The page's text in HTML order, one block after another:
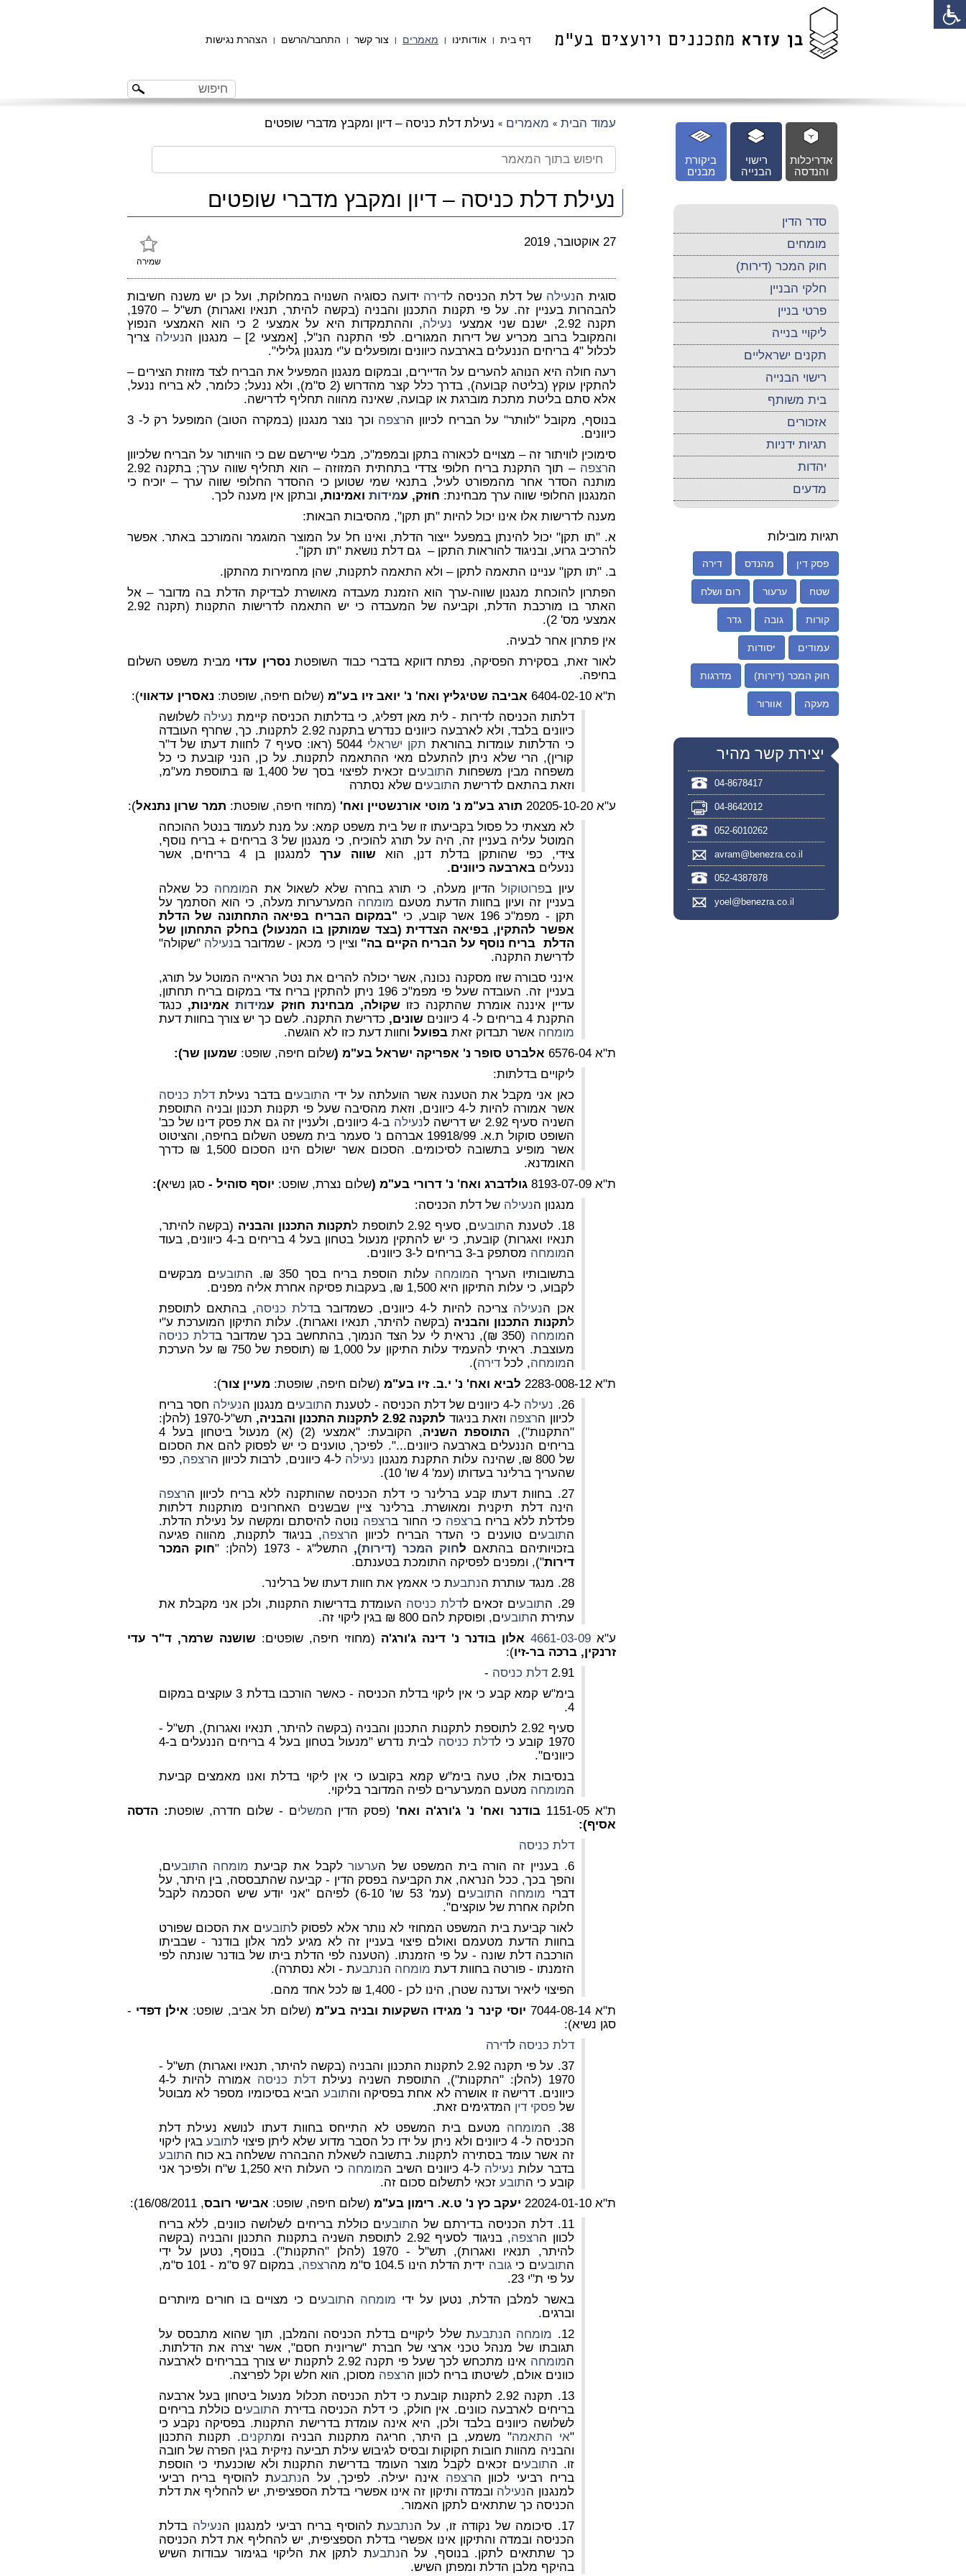
דף בית | אודותינו | מאמרים | צור קשר | התחבר/הרשם | הצהרת נגישות
עמוד הבית » מאמרים » נעילת דלת כניסה – דיון ומקבץ מדברי שופטים
נעילת דלת כניסה – דיון ומקבץ מדברי שופטים
שמירה
27 אוקטובר, 2019
סוגית הנעילה של דלת הכניסה לדירה ידועה כסוגיה השנויה במחלוקת, ועל כן יש משנה חשיבות
להבהרות בעניין זה. על פי תקנות התכנון והבניה (בקשה להיתר, תנאיו ואגרות) תש"ל – 1970,
תקנה 2.92, ישנם שני אמצעי
נעילה
, וההתמקדות היא על אמצעי 2 כי הוא האמצעי הנפוץ
והמקובל ברוב מכריע של דירות המגורים. לפי התקנה הנ"ל, [אמצעי 2] – מנגנון ה
נעילה צריך
לכלול "4 בריחים הננעלים בארבעה כיוונים ומופעלים ע"י מנגנון גלילי".
רעה חולה היא הנוהג להערים על הדיירים, ובמקום מנגנון המפעיל את הבריח לצד מזוזת הצירים –
להתקין עוקץ (בליטה קבועה), בדרך כלל קצר מהדרוש (2 ס"מ), ולא ננעל; כלומר, לא בריח ננעל,
אלא סתם בליטת מתכת מוברגת או קבועה, שאינה מהווה תחליף לדרישה.
בנוסף, מקובל "לוותר" על הבריח לכיוון הרצפה
וכך נוצר מנגנון (במקרה הטוב) המופעל רק ל- 3
כיוונים.
סימוכין לוויתור זה – מצויים לכאורה בתקן ובמפמ"כ, מבלי שיירשם שם כי הוויתור על הבריח שלכיוון
הרצפה
– תוך התקנת בריח חלופי צדדי בתחתית המזוזה – הוא תחליף שווה ערך; בתקנה 2.92
מותנה הסדר אחר מהמפורט לעיל, בתנאי שמי שטוען כי ההסדר החלופי שווה ערך – יוכיח כי
המנגנון החלופי שווה ערך מבחינת: חוזק, עמידות ואמינות, ובתקן אין מענה לכך.
מענה לדרישות אלו אינו יכול להיות "תן תקן", מהסיבות הבאות:
א. "תו תקן" יכול להינתן במפעל ייצור הדלת, ואינו חל על המוצר המוגמר והמורכב באתר. אפשר
להרכיב גרוע, ובניגוד להוראות התקן – גם דלת נושאת "תו תקן".
ב. "תו תקן" עניינו התאמה לתקן – ולא התאמה לתקנות, שהן מחמירות מהתקן.
הפתרון להוכחת מנגנון שווה-ערך הוא הזמנת מעבדה מאושרת לבדיקת הדלת בה מדובר – אל
האתר בו מורכבת הדלת, וקביעה של המעבדה כי יש התאמה לדרישות התקנות (תקנה 2.92
אמצעי מס' 2).
אין פתרון אחר לבעיה.
לאור זאת, בסקירת הפסיקה, נפתח דווקא בדברי כבוד השופטת נסרין עדוי מבית משפט השלום
בחיפה.
ת"א 6404-02-10
אביבה שטיגליץ ואח' נ' יואב זיו בע"מ (שלום חיפה, שופטת: נאסרין עדאווי):
דלתות הכניסה לדירות - לית מאן דפליג, כי בדלתות הכניסה קיימת נעילה לשלושה
כיוונים בלבד, ולא לארבעה כיוונים כנדרש בתקנה 2.92 לתקנות. כך, שחרף העובדה
כי הדלתות עומדות בהוראת תקן ישראלי
5044 (ראו: סעיף 7 לחוות דעתו של ד"ר
קורין), הרי שלא ניתן להתעלם מאי ההתאמה לתקנות. על כן, הנני קובעת כי כל
משפחה מבין משפחות התובע
ים זכאית לפיצוי בסך של 1,400 ₪ בתוספת מע"מ,
וזאת בהתאם לדרישת התובעים שלא נסתרה
ע"א 20205-10-20
תורג בע"מ נ' מוטי אורנשטיין ואח' (מחוזי חיפה, שופטת: תמר שרון נתנאל):
לא מצאתי כל פסול בקביעתו זו של בית משפט קמא: על מנת לעמוד בנטל ההוכחה
המוטל עליה בעניין זה, היה על תורג להוכיח, כי מנגנון של 3 בריחים + בריח נוסף,
צידי, כפי שהותקן בדלת דנן, הוא שווה ערך
למנגנון בן 4 בריחים, אשר
ננעליםבארבעה כיוונים.
עיון בפרוטוקולהדיון מעלה, כי תורג בחרה שלא לשאול את המומחה כל שאלה
בעניין זה ועיון בחוות הדעת מטעם מומחה המערערות מעלה, כי הוא הסתמך על
תקן - מפמ"כ 196 אשר קובע, כי
"במקום הבריח בפיאה התחתונה של הדלת
אפשר להתקין, בפיאה הצדדית (בצד שמותקן בו המנעול)בחלק התחתון של
הדלת בריח נוסף על הבריח הקיים בה" וציין כי מכאן - שמדובר בנעילה "שקולה"
לדרישת התקנה.
אינני סבורה שזו מסקנה נכונה, אשר יכולה להרים את נטל הראייה המוטל על תורג,
בעניין זה. העובדה שעל פי מפמ"כ 196 ניתן להתקין בריח צדי במקום בריח תחתון,
עדיין איננה אומרת שהתקנה כזו שקולה, מבחינת חוזק עמידותאמינות, כנגד
התקנת 4 בריחים
ל- 4 כיוונים שונים, כדרישת התקנה. לשם כך יש צורך בחוות דעת
מומחה אשר תבדוק זאתבפועל וחוות דעת כזו לא הוגשה.
ת"א 6576-04
אלברט סופר נ' אפריקה ישראל בע"מ (שלום חיפה, שופט: שמעון שר):
ליקויים בדלתות:
כאן אני מקבל את הטענה אשר הועלתה על ידי התובעים בדבר נעילתדלת כניסה
אשר אמורה להיות ל-4 כיוונים, וזאת מהסיבה שעל פי תקנות תכנון ובניה התוספת
השניה סעיף 2.92 יש דרישה ל
נעילה
ב-4 כיוונים, ולעניין זה גם את פסק דינו של כב'
השופט סוקול ת.א. 19918/99 אברהם נ' סעמר בית משפט השלום בחיפה, והציטוט
אשר מופיע בתשובה לסיכומים. הסכום אשר ישולם הינו הסכום 1,500 ₪ כדרך
האומדנא.
ת"א 8193-07-09
גולדברג ואח' נ' דרורי בע"מ (שלום נצרת, שופט: יוסף סוהיל - סגן נשיא):
מנגנון הנעילה של דלת הכניסה:
18. לטענת ה
תובעים, סעיף 2.92 לתוספת ל תקנות התכנון והבניה (בקשה להיתר,
תנאיו ואגרות) קובעת, כי יש להתקין מנעול בטחון בעל 4 בריחים ב-4 כיוונים, בעוד
המומחה מסתפק ב-3 בריחים ל-3 כיוונים.
בתשובותיו העריך המומחה עלות הוספת בריח בסך 350 ₪. ה תובעים מבקשים
לקבוע, כי עלות התיקון היא 1,500 ₪, בעקבות פסיקה אחרת אליה מפנים.
אכן הנעילה צריכה להיות ל-4 כיוונים, כשמדובר ב דלת כניסה, בהתאם לתוספת
לתקנות התכנון והבניה (בקשה להיתר, תנאיו ואגרות). עלות התיקון המוערכת ע"י
המומחה (350 ₪), נראית לי על הצד הנמוך, בהתחשב בכך שמדובר ב
דלת כניסה
מעוצבת. ראיתי להעמיד עלות התיקון על 1,000 ₪ (תוספת של 750 ₪ על הערכת
המומחה, לכלדירה).
ת"א 2283-008-12
לביא ואח' נ' י.ב. זיו בע"מ (שלום חיפה, שופטת: מעיין צור):
26.
נעילה ל-4 כיוונים של דלת הכניסה - לטענת ה תובעים מנגנון הנעילה חסר בריח
לכיוון הרצפה וזאת בניגוד לתקנה 2.92 לתקנות התכנון והבניה ,
תש"ל-1970 (להלן:
"התקנות"), התוספת השניה
, הקובעת: "אמצעי (2) (א) מנעול ביטחון בעל 4
בריחים הננעלים בארבעה כיוונים...". לפיכך, טוענים כי יש לפסוק להם את הסכום
של 800 ₪, שהינה עלות התקנת מנגנון
נעילה ל-4 כיוונים, לרבות לכיוון ה רצפה, כפי
שהעריך ברלינר בעדותו (עמ' 4 שו' 10).
27. בחוות דעתו קבע ברלינר כי דלת הכניסה שהותקנה ללא בריח לכיוון ה
רצפה
הינה דלת תיקנית ומאושרת. ברלינר ציין שבשנים האחרונים מותקנות דלתות
פלדלת ללא בריח ברצפה כי החור ברצפה נוטה להיסתם ומקשה על נעילת הדלת.
התובעים טוענים כי העדר הבריח לכיוון הרצפה, בניגוד לתקנות, מהווה פגיעה
בזכויותיהם בהתאם לחוק המכר (דירות), התשל"ג - 1973 (להלן: "
חוק המכר
דירות"), ומפנים לפסיקה התומכת בטענתם.
28. מנגד עותרת ה
נתבעת כי אאמץ את חוות דעתו של ברלינר.
29. ה
תובעים זכאים לדלת כניסה העומדת בדרישות התקנות, ולכן אני מקבלת את
עתירת התובעים, ופוסקת להם 800 ₪ בגין ליקוי זה.
ע"א 4661-03-09 אלון בודנר נ' דינה ג'ורג'ה (מחוזי חיפה, שופטים: שושנה שרמר, ד"ר עדי
זרנקין, ברכה בר-זיו):
2.91 דלת כניסה -
בימ"ש קמא קבע כי אין ליקוי בדלת הכניסה - כאשר הורכבו בדלת 3 עוקצים במקום
4.
סעיף 2.92 לתוספת לתקנות התכנון והבניה (בקשה להיתר, תנאיו ואגרות), תש"ל -
1970 קובע כי ל
דלת כניסה
לבית נדרש "מנעול בטחון בעל 4 בריחים הננעלים ב-4
כיוונים".
בנסיבות אלו, טעה בימ"ש קמא בקובעו כי אין ליקוי בדלת ואנו מאמצים קביעת
המומחה מטעם המערערים לפיה המדובר בליקוי.
ת"א 1151-05
בודנר ואח' נ' ג'ורג'ה ואח' (פסק הדין המשלים - שלום חדרה, שופטת: הדסה
אסיף):
דלת כניסה
6. בעניין זה הורה בית המשפט של ה
ערעורלקבל את קביעת מומחה התובעים,
והפך בכך, ככל הנראה, את הקביעה בפסק הדין - קביעה שהתבססה, בין היתר, על
דברי מומחה התובע
ים (עמ' 53 שו' 6-10) לפיהם "אני יודע שיש הסכמה לקבל
חלוקה אחרת של עוקצים".
לאור קביעת בית המשפט המחוזי לא נותר אלא לפסוק לתובעים את הסכום שפורט
בחוות הדעת מטעמם ואולם פיצוי בעניין זה לא מגיע למר אלון בודנר - שבביתו
הורכבה דלת שונה - על פי הזמנתו. (הטענה לפי הדלת ביתו של בודנר שונתה לפי
הזמנתו - פורטה בחוות דעת מומחה הנתבעת - ולא נסתרה).
הפיצוי ליאיר ועדנה שטרן, הינו לכן - 1,400 ₪ לכל אחד מהם.
ת"א 7044-08-14
יוסי קינר נ' מגידו השקעות ובניה בע"מ (שלום תל אביב, שופט: אילן דפדי -
סגן נשיא):
דלת כניסה לדירה
37. על פי תקנה 2.92 לתקנות התכנון והבניה (בקשה להיתר, תנאיו ואגרות) תש"ל -
1970 (להלן: "התקנות"), התוספת השניה נעילת
דלת כניסה
אמורה להיות ל-4
כיוונים. דרישה זו אושרה לא אחת בפסיקה והתובע הביא בסיכומיו מספר לא מבוטל
שלפסקי דין המדגימים זאת.
38. ה
מומחה מטעם בית המשפט לא התייחס בחוות דעתו לנושא נעילת דלת
הכניסה ל- 4 כיוונים ולא ניתן על ידו כל הסבר מדוע שלא ליתן פיצוי ל
תובע בגין ליקוי
זה אשר עומד בסתירה לתקנות. בתשובה לשאלת ההבהרה ששלחה בא כוח התובע
בדבר עלות נעילה ל-4 כיוונים השיב ה מומחה
כי העלות היא 1,250 ש"ח ולפיכך אני
קובע כי התובע זכאי לתשלום סכום זה.
ת"א 22024-01-10
יעקב כץ נ' ט.א. רימון בע"מ (שלום חיפה, שופט: אבישי רובס, 16/08/2011):
11. דלת הכניסה בדירתם של ה
תובעים כוללת בריחים לשלושה כוונים, ללא בריח
לכוון הרצפה
, בניגוד לסעיף 2.92 לתוספת השניה בתקנות התכנון והבניה (בקשה
להיתר, תנאיו ואגרות), תש"ל - 1970 (להלן "התקנות"). בנוסף, נטען על ידי
התובעים כיגובה ידית הדלת הינו 104.5 ס"מ מה רצפה
, במקום 97 ס"מ - 101 ס"מ,
על פי ת"י 23.
באשר למלבן הדלת, נטען על ידי מומחה התובעים כי מצויים בו חורים מיותרים
וברגים.
12.
מומחה הנתבעת שלל ליקויים בדלת הכניסה והמלבן, תוך שהוא מתבסס על
תגובתו של מנהל טכני ארצי של חברת "שריונית חסם", אשר יצרה את הדלתות.
המומחה
אינו מתכחש לכך שעל פי תקנה 2.92 לתקנות יש צורך בבריחים לארבעה
כוונים אולם, לשיטתו בריח לכוון הרצפה מסוכן, הוא חלש וקל לפריצה.
13. תקנה 2.92 לתקנות קובעת כי דלת הכניסה תכלול מנעול ביטחון בעל ארבעה
בריחים לארבעה כוונים. אין חולק, כי דלת הכניסה בדירת התובעים כוללת בריחים
לשלושה כיוונים בלבד ולכן, היא אינה עומדת בדרישת התקנות. בפסיקה נקבע כי
"אי התאמה" משמע, בן היתר, חריגה מתקנות הבניה ומתקנים. תקנות התכנון
והבניה מהוות חובות חקוקות ובסיס לגיבוש עילת תביעה נזיקית בגין הפרה של חובה
זו. התובעים זכאים לקבל מוצר העומד בדרישת התקנות ולא שוכנעתי כי הוספת
בריח רביעי לכוון הרצפה אינה יעילה. לפיכך, על הנתבעת להוסיף בריח רביעי
למנגנון הנעילה ובמדה ותיקון זה אינו אפשרי בדלת הספציפית, יש להחליף את דלת
הכניסה כך שתתאים לתקן האמור.
17. סיכומה של נקודה זו, על ה
נתבעת להוסיף בריח רביעי למנגנון הנעילה בדלת
הכניסה ובמדה והתיקון אינו אפשרי בדלת הספציפית, יש להחליף את דלת הכניסה
כך שתתאים לתקן. בנוסף, על הנתבעת לתקן את הליקוי בגימור עבודות השיש
בהיקף מלבן הדלת ומפתן השיש.
ביקורת
מבנים
רישוי
הבנייה
אדריכלות
והנדסה
סדר הדין
מומחים
חוק המכר (דירות)
חלקי הבניין
פרטי בניין
ליקויי בנייה
תקנים ישראליים
רישוי הבנייה
בית משותף
אזכורים
תגיות ידניות
יהדות
מדעים
תגיות מובילות
פסק דין מהנדס דירה
שטח ערעור רום ושלח
קורות גובה גדר
עמודים יסודות
חוק המכר (דירות) מדרגות
מעקה אוורור
יצירת קשר מהיר
04-8678417
04-8642012
052-6010262
avram@benezra.co.il
052-4387878
yoel@benezra.co.il